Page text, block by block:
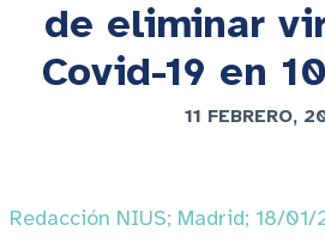
de eliminar
Covid-19 en
11 FEBRERO,
Redacción NIUS; Madrid; 18/